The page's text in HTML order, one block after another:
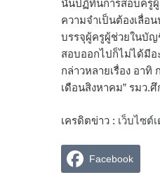
นั้นปฏิทินการสอบครูผู้
ความจำเป็นต้องเลื่อ
บรรจุผู้ครูผู้ช่วยในบัญ
สอบออกไปก็ไม่ได้มีอ
กล่าวหลายเรื่อง อา
เดือนสิงหาคม” รมว.
เครดิตข่าว : เว็บไซต์
Facebook